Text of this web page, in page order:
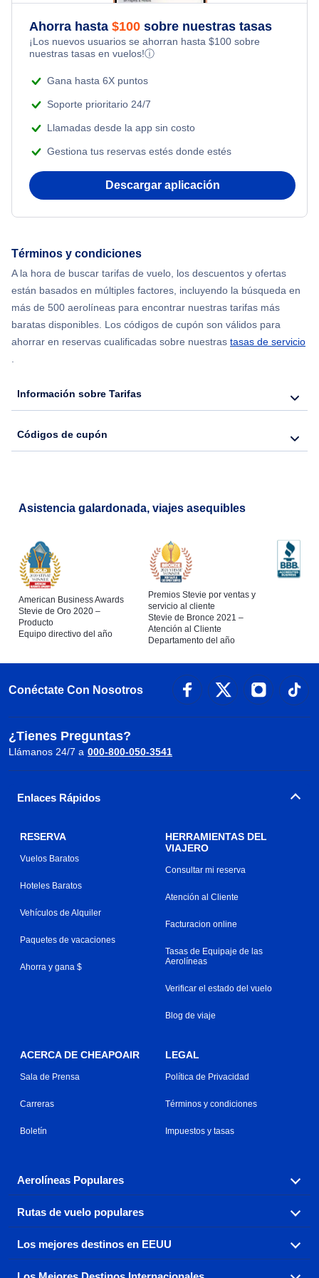
Flights Under $199
Flights from Nueva York to Tel Aviv
Flights from Nueva York to Estanbul
Flights from Nueva York to Singapur
Flights from Nueva York to Mumbai
Flights from Shanghai to Nueva York
Flights from Nueva York to Seúl
Flights from Nueva York to Hong Kong
Adventure Vacations
Ahorra hasta $100 sobre nuestras tasas
¡Los nuevos usuarios se ahorran hasta $100 sobre
nuestras tasas en vuelos!ⓘ
Gana hasta 6X puntos
Soporte prioritario 24/7
Llamadas desde la app sin costo
Gestiona tus reservas estés donde estés
Descargar aplicación
Términos y condiciones
A la hora de buscar tarifas de vuelo, los descuentos y ofertas
están basados en múltiples factores, incluyendo la búsqueda en
más de 500 aerolíneas para encontrar nuestras tarifas más
baratas disponibles. Los códigos de cupón son válidos para
ahorrar en reservas cualificadas sobre nuestras tasas de servicio
.
Información sobre Tarifas
Códigos de cupón
Asistencia galardonada, viajes asequibles
American Business Awards
Stevie de Oro 2020 –
Producto
Equipo directivo del año
Premios Stevie por ventas y
servicio al cliente
Stevie de Bronce 2021 –
Atención al Cliente
Departamento del año
Conéctate Con Nosotros
¿Tienes Preguntas?
Llámanos 24/7 a 000-800-050-3541
Enlaces Rápidos
RESERVA
Vuelos Baratos
Hoteles Baratos
Vehículos de Alquiler
Paquetes de vacaciones
Ahorra y gana $
HERRAMIENTAS DEL
VIAJERO
Consultar mi reserva
Atención al Cliente
Facturacion online
Tasas de Equipaje de las
Aerolíneas
Verificar el estado del vuelo
Blog de viaje
ACERCA DE CHEAPOAIR
Sala de Prensa
Carreras
Boletín
LEGAL
Política de Privacidad
Términos y condiciones
Impuestos y tasas
Aerolíneas Populares
Explora nuestras opciones de tarifas aéreas baratas por
aerolínea, con más de 500 opciones para elegir.
Aeromexico
Rutas de vuelo populares
Reserva una de nuestras rutas de vuelo más populares
con tres sencillos clics.
Los mejores destinos en EEUU